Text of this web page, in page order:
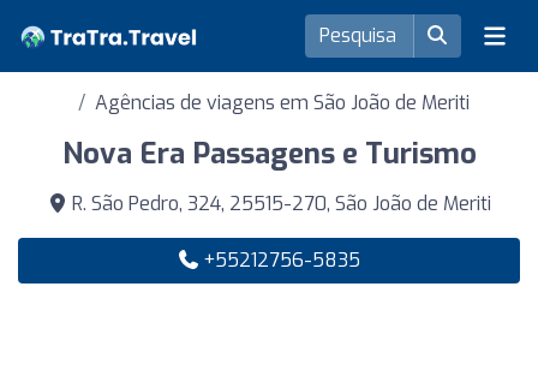
Agências de viagens em São João de Meriti
Nova Era Passagens e Turismo
R. São Pedro, 324, 25515-270, São João de Meriti
+55212756-5835